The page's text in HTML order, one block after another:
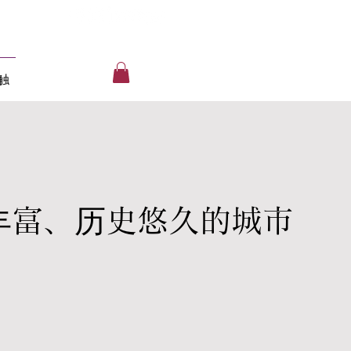
富、历史悠久的城市